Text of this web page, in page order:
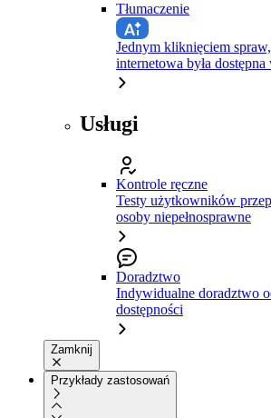
Tłumaczenie
Jednym kliknięciem
internetowa była
Usługi
Kontrole ręczne
Testy użytkowników
osoby niepełnosprawne
Doradztwo
Indywidualne doradztwo
dostępności
Zamknij
Przykłady zastosowań